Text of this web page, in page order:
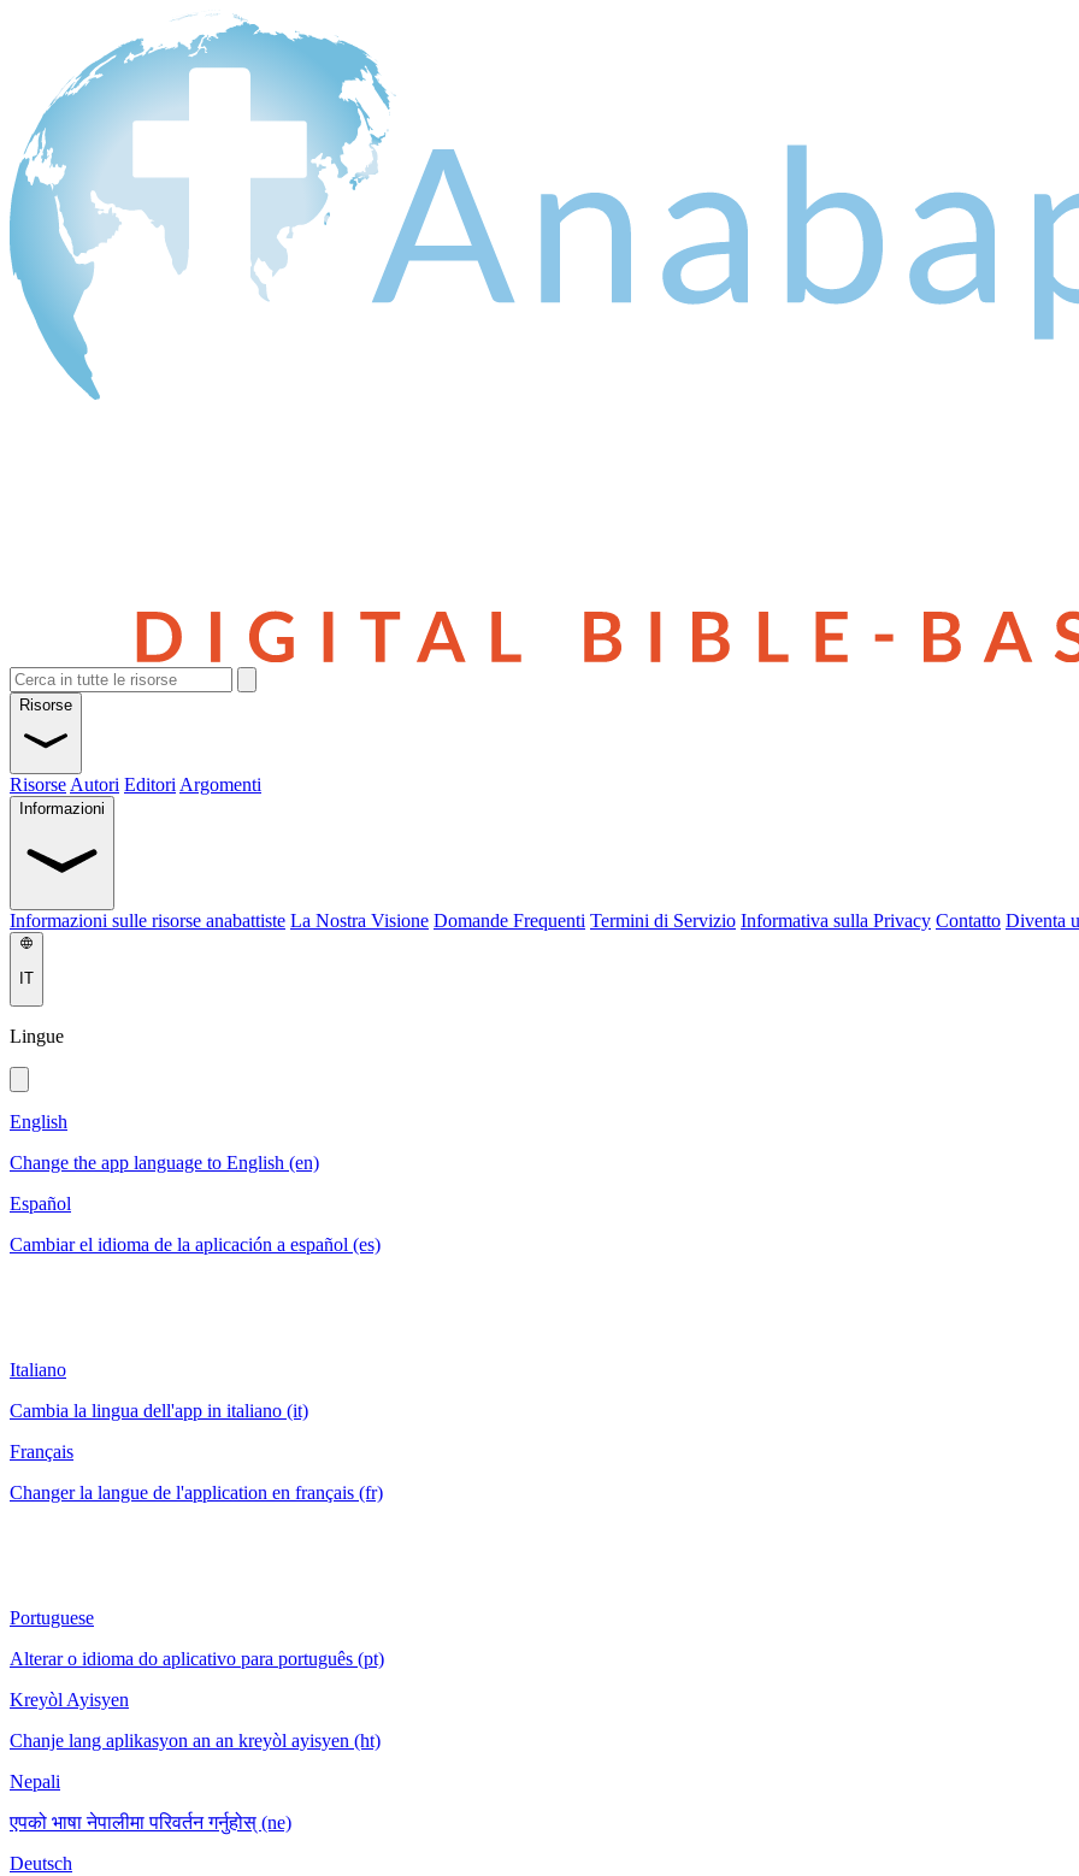
Risorse
Risorse Autori Editori Argomenti
Informazioni
Informazioni sulle risorse anabattiste La Nostra Visione Domande Frequenti Termini di Servizio Informativa sulla Privacy Contatto Diventa
IT
Lingue
English
Change the app language to English (en)
Español
Cambiar el idioma de la aplicación a español (es)
Italiano
Cambia la lingua dell'app in italiano (it)
Français
Changer la langue de l'application en français (fr)
Portuguese
Alterar o idioma do aplicativo para português (pt)
Kreyòl Ayisyen
Chanje lang aplikasyon an an kreyòl ayisyen (ht)
Nepali
एपको भाषा नेपालीमा परिवर्तन गर्नुहोस् (ne)
Deutsch